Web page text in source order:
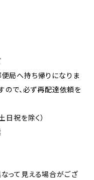
局へ持ち帰りになりま
ので、必ず再配達依頼を
祝を除く）
って見える場合がござ